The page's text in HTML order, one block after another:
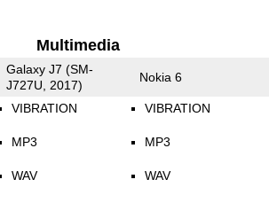
Multimedia
Galaxy J7 (SM-
J727U, 2017)
Nokia 6
VIBRATION
MP3
WAV
VIBRATION
MP3
WAV